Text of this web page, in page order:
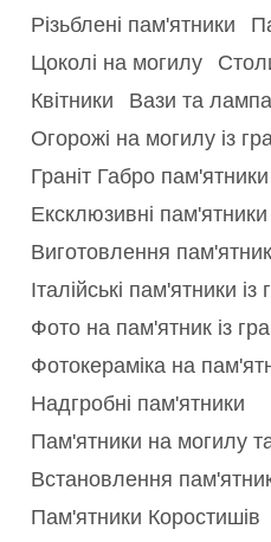
Різьблені пам'ятники
Цоколі на могилу
Квітники
Вази та
Огорожі на могилу із
Граніт Габро
Ексклюзивні пам'ятники
Виготовлення
Італійські пам'ятники із
Фото на пам'ятник із
Фотокераміка на
Надгробні пам'ятники
Пам'ятники на могилу
Встановлення
Пам'ятники Коростишів